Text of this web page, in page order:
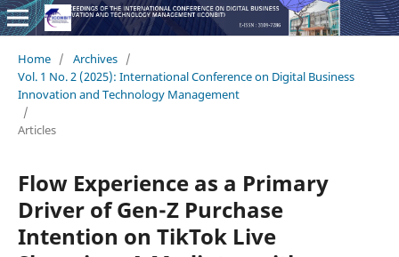
Home / Archives /
Vol. 1 No. 2 (2025): International Conference on Digital Business
Innovation and Technology Management
/
Articles
Flow Experience as a Primary
Driver of Gen-Z Purchase
Intention on TikTok Live